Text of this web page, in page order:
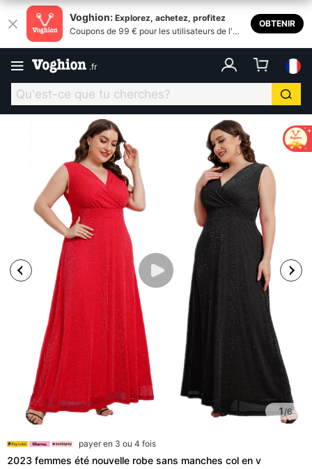
Voghion: Explorez, achetez, profitez
Coupons de 99 € pour les utilisateurs de l'ap
OBTENIR
.fr
1/6
payer en 3 ou 4 fois
2023 femmes été nouvelle robe sans manches col en v